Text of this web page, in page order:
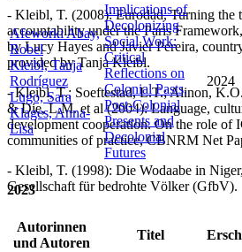
- Kleibl, T. (2008): Eurodad, Turning the
accountability under the Paris
by Lucy Hayes and Javier Pereira,
provided by Tanja Kleibl.
- Kleibl, T.; Soeftestad, L.T.; Alinon,
& Die, L.M. et al (2004): Language,
development cooperation. On the role of
communities of practice, CBNRM Net
- Kleibl, T. (1998): Die Wodaabe in
Gesellschaft für bedrohte Völker (GfbV).
Afeworki Abay,
Robel
Kleibl, Tanja
Rodríguez
Lugo, Sara
Klages, Anna-
Lisa
Implications of
Decolonizing
Social Work:
Critical
Reflections on
Colonial Pasts,
Post-Colonial
Presents and
Decolonial
Futures
2024
2023
Autorinnen
und Autoren
Titel